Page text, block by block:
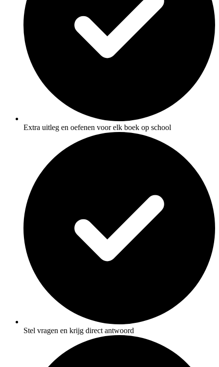
Extra uitleg en oefenen voor elk boek op school
Stel vragen en krijg direct antwoord